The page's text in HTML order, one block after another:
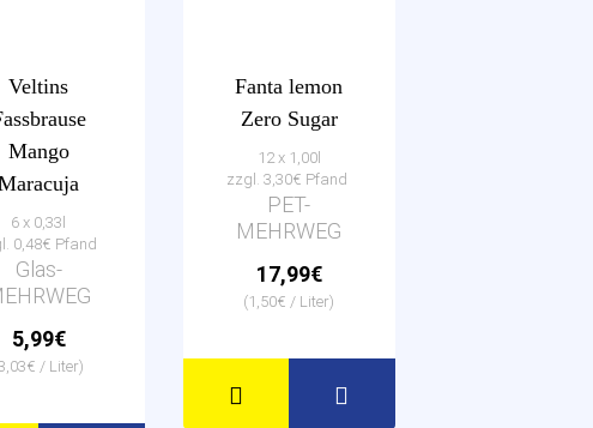
Veltins
Mango
6 x 0,33l
0,48€ Pfand
Glas-
5,99€
/ Liter)
Fanta lemon
Zero Sugar
12 x 1,00l
zzgl. 3,30€ Pfand
PET-
MEHRWEG
17,99€
(1,50€ / Liter)